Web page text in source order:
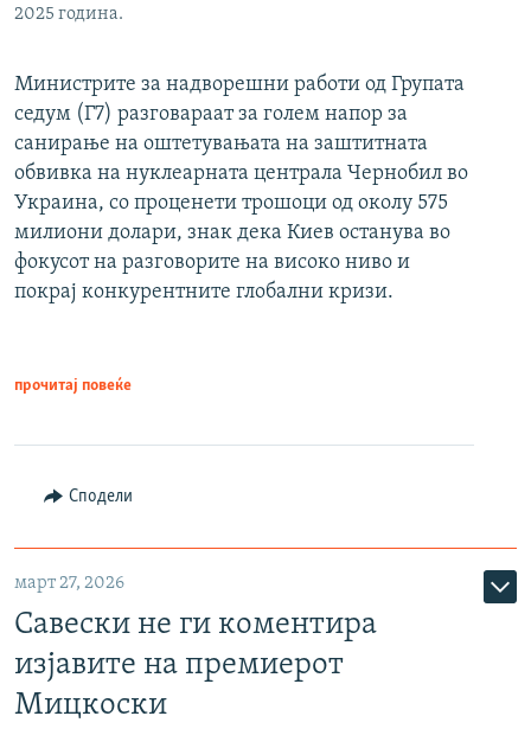
2025 година.
Министрите за надворешни работи од Групата
седум (Г7) разговараат за голем напор за
санирање на оштетувањата на заштитната
обвивка на нуклеарната централа Чернобил во
Украина, со проценети трошоци од околу 575
милиони долари, знак дека Киев останува во
фокусот на разговорите на високо ниво и
покрај конкурентните глобални кризи.
прочитај повеќе
Сподели
март 27, 2026
Савески не ги коментира
изјавите на премиерот
Мицкоски